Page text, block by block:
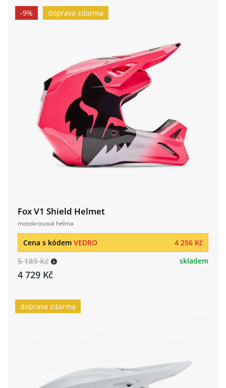
-9% doprava zdarma
Fox V1 Shield Helmet
motokrosová helma
4 256 Kč
Cena s kódem VEDRO
5 189 Kč
4 729 Kč
skladem
doprava zdarma